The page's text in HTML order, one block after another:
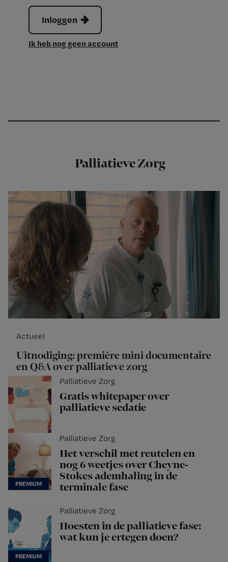
Inloggen
Ik heb nog geen account
Palliatieve Zorg
Actueel
Uitnodiging: première mini documentaire
en Q&A over palliatieve zorg
Palliatieve Zorg
Gratis whitepaper over
palliatieve sedatie
Palliatieve Zorg
Het verschil met reutelen en
nog 6 weetjes over Cheyne-
Stokes ademhaling in de
terminale fase
Palliatieve Zorg
Hoesten in de palliatieve fase:
wat kun je ertegen doen?